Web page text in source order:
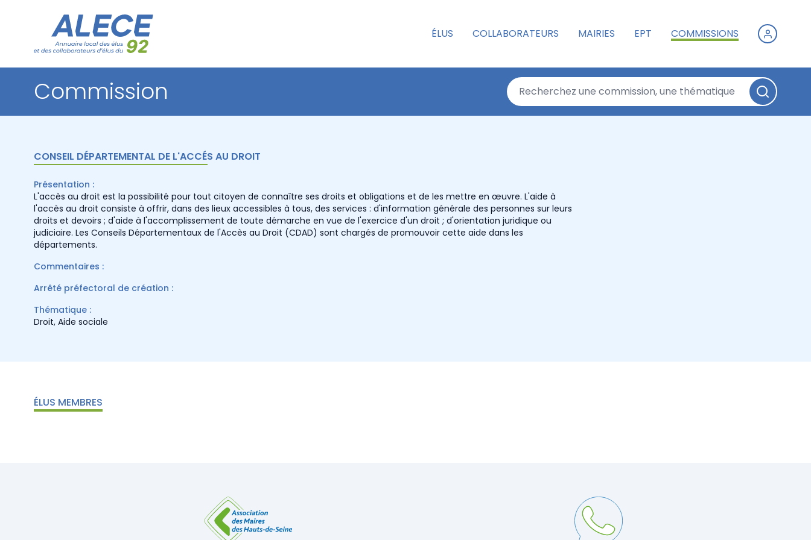
ÉLUS COLLABORATEURS MAIRIES EPT COMMISSIONS
Commission
CONSEIL DÉPARTEMENTAL DE L'ACCÉS AU DROIT
Présentation :
L'accès au droit est la possibilité pour tout citoyen de connaître ses droits et obligations et de les mettre en œuvre. L'aide à
l'accès au droit consiste à offrir, dans des lieux accessibles à tous, des services : d'information générale des personnes sur leurs
droits et devoirs ; d'aide à l'accomplissement de toute démarche en vue de l'exercice d'un droit ; d'orientation juridique ou
judiciaire. Les Conseils Départementaux de l'Accès au Droit (CDAD) sont chargés de promouvoir cette aide dans les
départements.
Commentaires :
Arrêté préfectoral de création :
Thématique :
Droit, Aide sociale
ÉLUS MEMBRES